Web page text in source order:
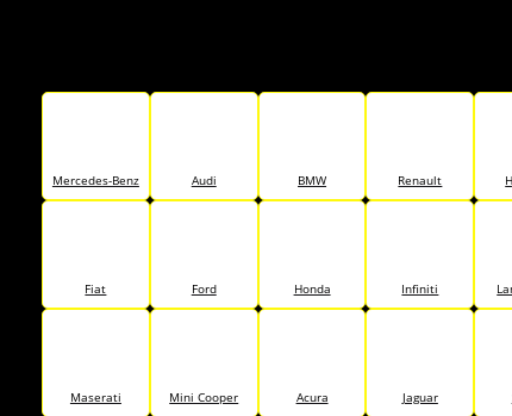
Mercedes-Benz Audi BMW Renault
Fiat Ford Honda Infiniti
Maserati Mini Cooper Acura Jaguar